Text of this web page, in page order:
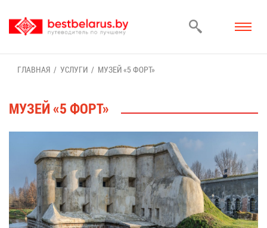
ГЛАВ­НАЯ УСЛУ­ГИ МУ­ЗЕЙ «5 ФОРТ»
МУ­ЗЕЙ «5 ФОРТ»